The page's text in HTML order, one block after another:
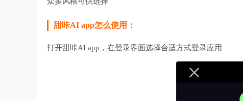
甜咔AI app怎么使用：
打开甜咔AI app，在登录界面选择合适方式登录应用